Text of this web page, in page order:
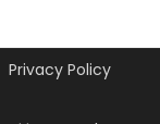
Privacy Policy